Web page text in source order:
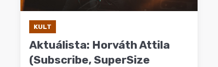
KULT
Aktuálista: Horváth Attila
(Subscribe, SuperSize